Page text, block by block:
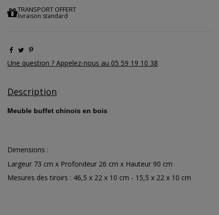
TRANSPORT OFFERT
livraison standard
Une question ? Appelez-nous au 05 59 19 10 38
Description
Meuble buffet chinois en bois
Dimensions :
Largeur 73 cm x Profondeur 26 cm x Hauteur 90 cm
Mesures des tiroirs : 46,5 x 22 x 10 cm - 15,5 x 22 x 10 cm